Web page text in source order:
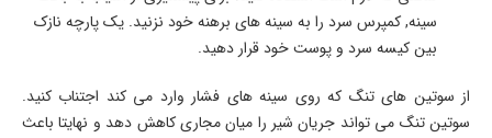
سینه, کمپرس سرد را به سینه های برهنه خود نزنید. یک پارچه نازک
بین کیسه سرد و پوست خود قرار دهید.
از سوتین های تنگ که روی سینه های فشار وارد می کند اجتناب کنید.
سوتین تنگ می تواند جریان شیر را میان مجاری کاهش دهد و نهایتا باعث